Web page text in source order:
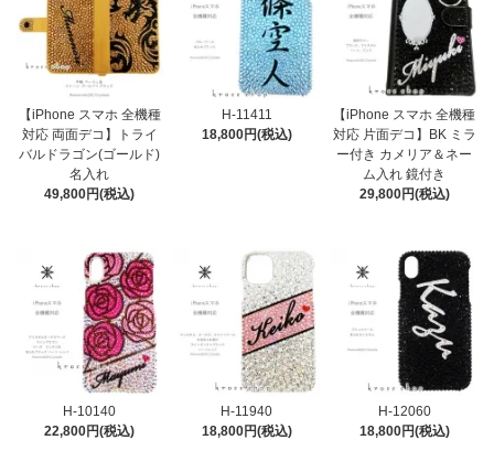
【iPhone スマホ 全機種
対応 両面デコ】トライ
バルドラゴン(ゴールド)
名入れ
49,800円(税込)
H-11411
18,800円(税込)
【iPhone スマホ 全機種
対応 片面デコ】BK ミラ
ー付き カメリア＆ネー
ム入れ 鏡付き
29,800円(税込)
H-10140
22,800円(税込)
H-11940
18,800円(税込)
H-12060
18,800円(税込)